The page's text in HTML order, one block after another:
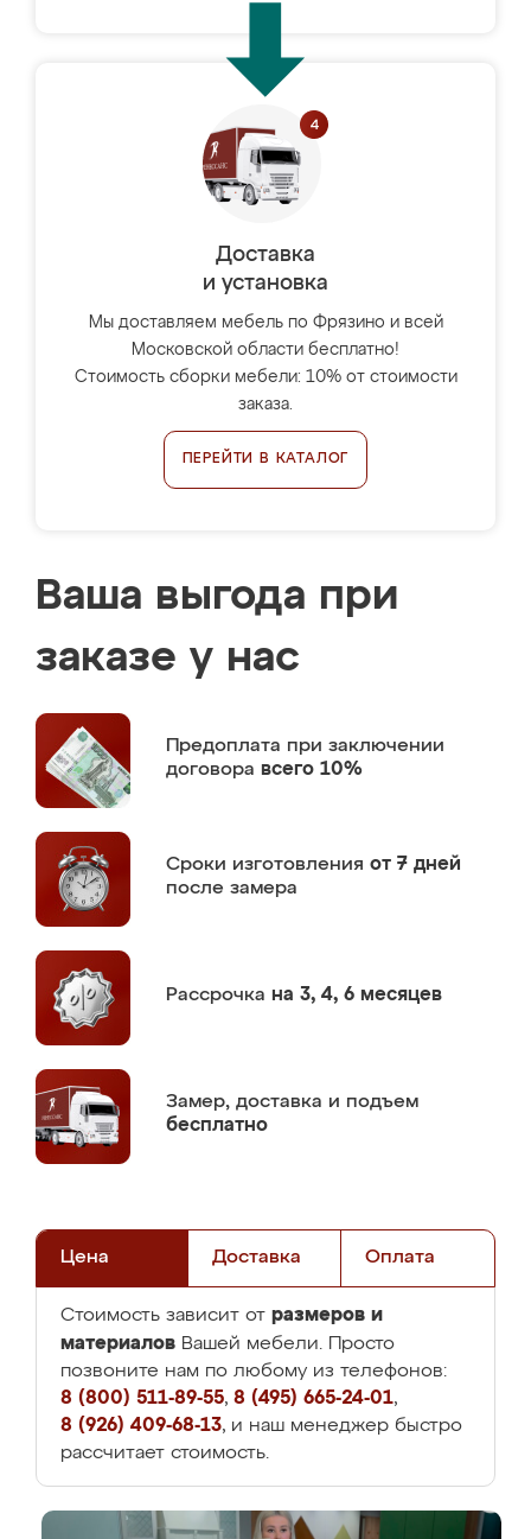
Доставка
и установка
Мы доставляем мебель по Фрязино и всей
Московской области бесплатно!
Стоимость сборки мебели: 10% от стоимости
заказа.
ПЕРЕЙТИ В КАТАЛОГ
Ваша выгода при
заказе у нас
Предоплата при заключении
договора всего 10%
Сроки изготовления от 7 дней
после замера
Рассрочка на 3, 4, 6 месяцев
Замер, доставка и подъем
бесплатно
Цена Доставка Оплата
Стоимость зависит от размеров и
материалов Вашей мебели. Просто
позвоните нам по любому из телефонов:
8 (800) 511-89-55, 8 (495) 665-24-01,
8 (926) 409-68-13, и наш менеджер быстро
рассчитает стоимость.